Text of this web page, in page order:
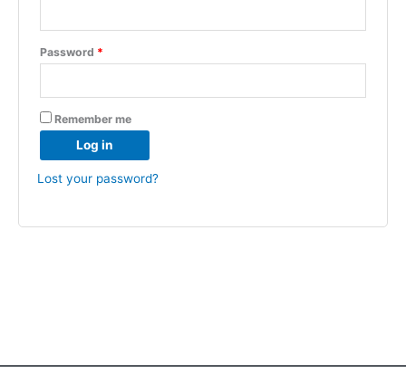
Password *
Remember me
Log in
Lost your password?